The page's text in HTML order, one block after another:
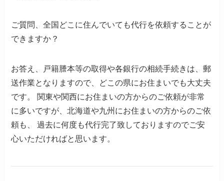
ご質問、全国どこに住んでいても代行を依頼することが
できますか？
お答え
、戸籍謄本等の取得や各銀行の相続手続きは、郵
送作業となりますので、どこの県にお住まいでも大丈夫
です。
関東や関西にお住まいの方からのご依頼が非常
に多いですが、北海道や九州にお住まいの方からのご依
頼も、
過去に何度も代行完了致しておりますのでご安
心いただければと思います。